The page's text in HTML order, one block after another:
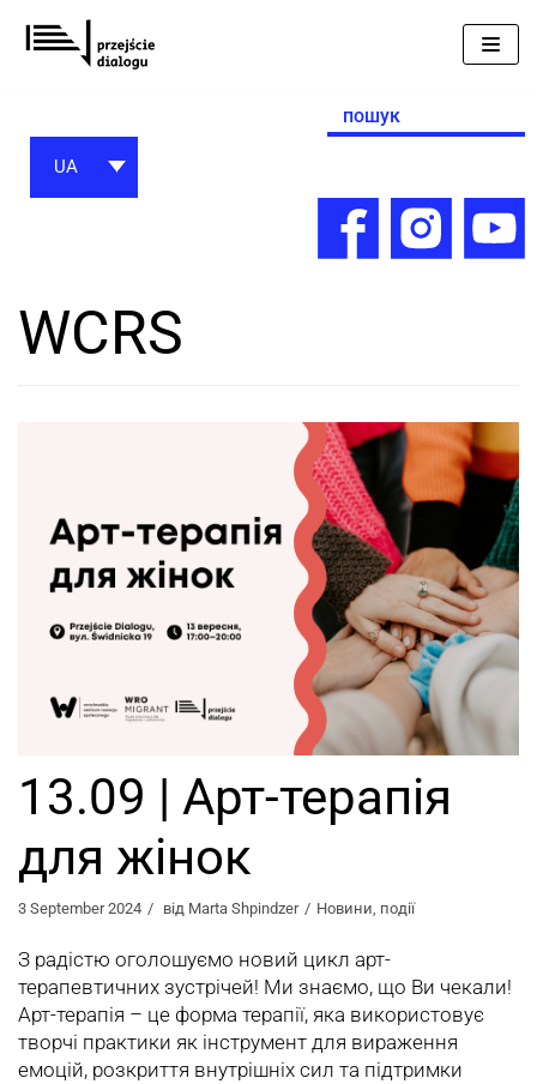
Перейти
до
Search
for:
UA
WCRS
13.09 | Арт-терапія
для жінок
3 September 2024 від Marta Shpindzer Новини, події
З радістю оголошуємо новий цикл арт-
терапевтичних зустрічей! Ми знаємо, що Ви чекали!
Арт-терапія – це форма терапії, яка використовує
творчі практики як інструмент для вираження
емоцій, розкриття внутрішніх сил та підтримки